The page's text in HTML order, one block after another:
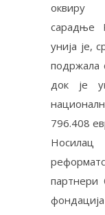
оквиру
сарадње
унија је,
подржала
док је
796.408
партнери
фoндaциja